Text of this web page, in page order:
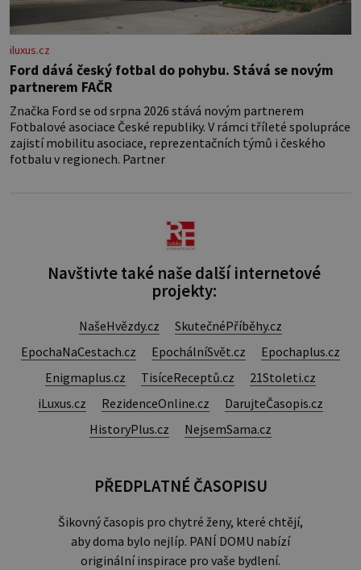
iluxus.cz
Ford dává český fotbal do pohybu. Stává se novým
partnerem FAČR
Značka Ford se od srpna 2026 stává novým partnerem
Fotbalové asociace České republiky. V rámci tříleté spolupráce
zajistí mobilitu asociace, reprezentačních týmů i českého
fotbalu v regionech. Partner
Navštivte také naše další internetové
projekty:
NašeHvězdy.cz
SkutečnéPříběhy.cz
EpochaNaCestach.cz
EpochálníSvět.cz
Epochaplus.cz
Enigmaplus.cz
TisíceReceptů.cz
21Stoleti.cz
iLuxus.cz
RezidenceOnline.cz
DarujteČasopis.cz
HistoryPlus.cz
NejsemSama.cz
PŘEDPLATNÉ ČASOPISU
Šikovný časopis pro chytré ženy, které chtějí,
aby doma bylo nejlíp. PANÍ DOMU nabízí
originální inspirace pro vaše bydlení.